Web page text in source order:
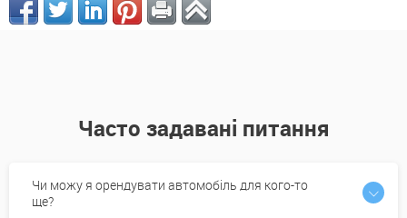
Часто задавані питання
Чи можу я орендувати автомобіль для кого-то
ще?